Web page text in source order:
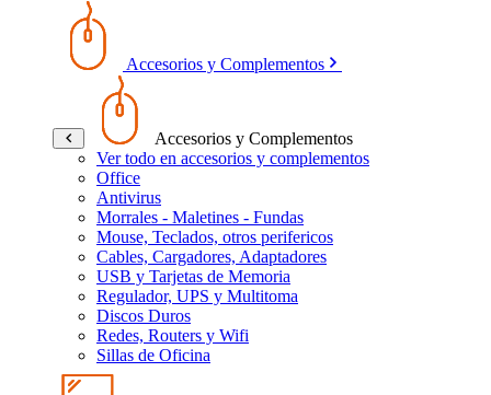
Accesorios y Complementos
Accesorios y Complementos
Ver todo en accesorios y complementos
Office
Antivirus
Morrales - Maletines - Fundas
Mouse, Teclados, otros perifericos
Cables, Cargadores, Adaptadores
USB y Tarjetas de Memoria
Regulador, UPS y Multitoma
Discos Duros
Redes, Routers y Wifi
Sillas de Oficina